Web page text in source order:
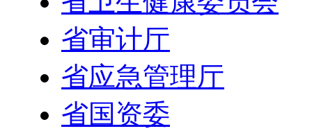
省审计厅
省应急管理厅
省国资委